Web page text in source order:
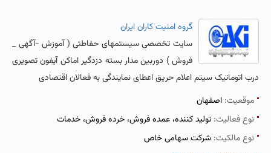
گروه امنیت کاران ایران
سایت تخصصی سیستمهای حفاطتی ( آموزش -آگهی _
فروش ) دوربین مدار بسته دزدگیر اماکن آیفون تصویری
درب اتوماتیک سیتم اعلام حریق اعطای نمایندگی به فعالان اقتصادی
موقعیت: اصفهان
نوع فعالیت: تولید کننده، عمده فروش، خرده فروش، خدمات
نوع مالکیت: شرکت سهامی خاص